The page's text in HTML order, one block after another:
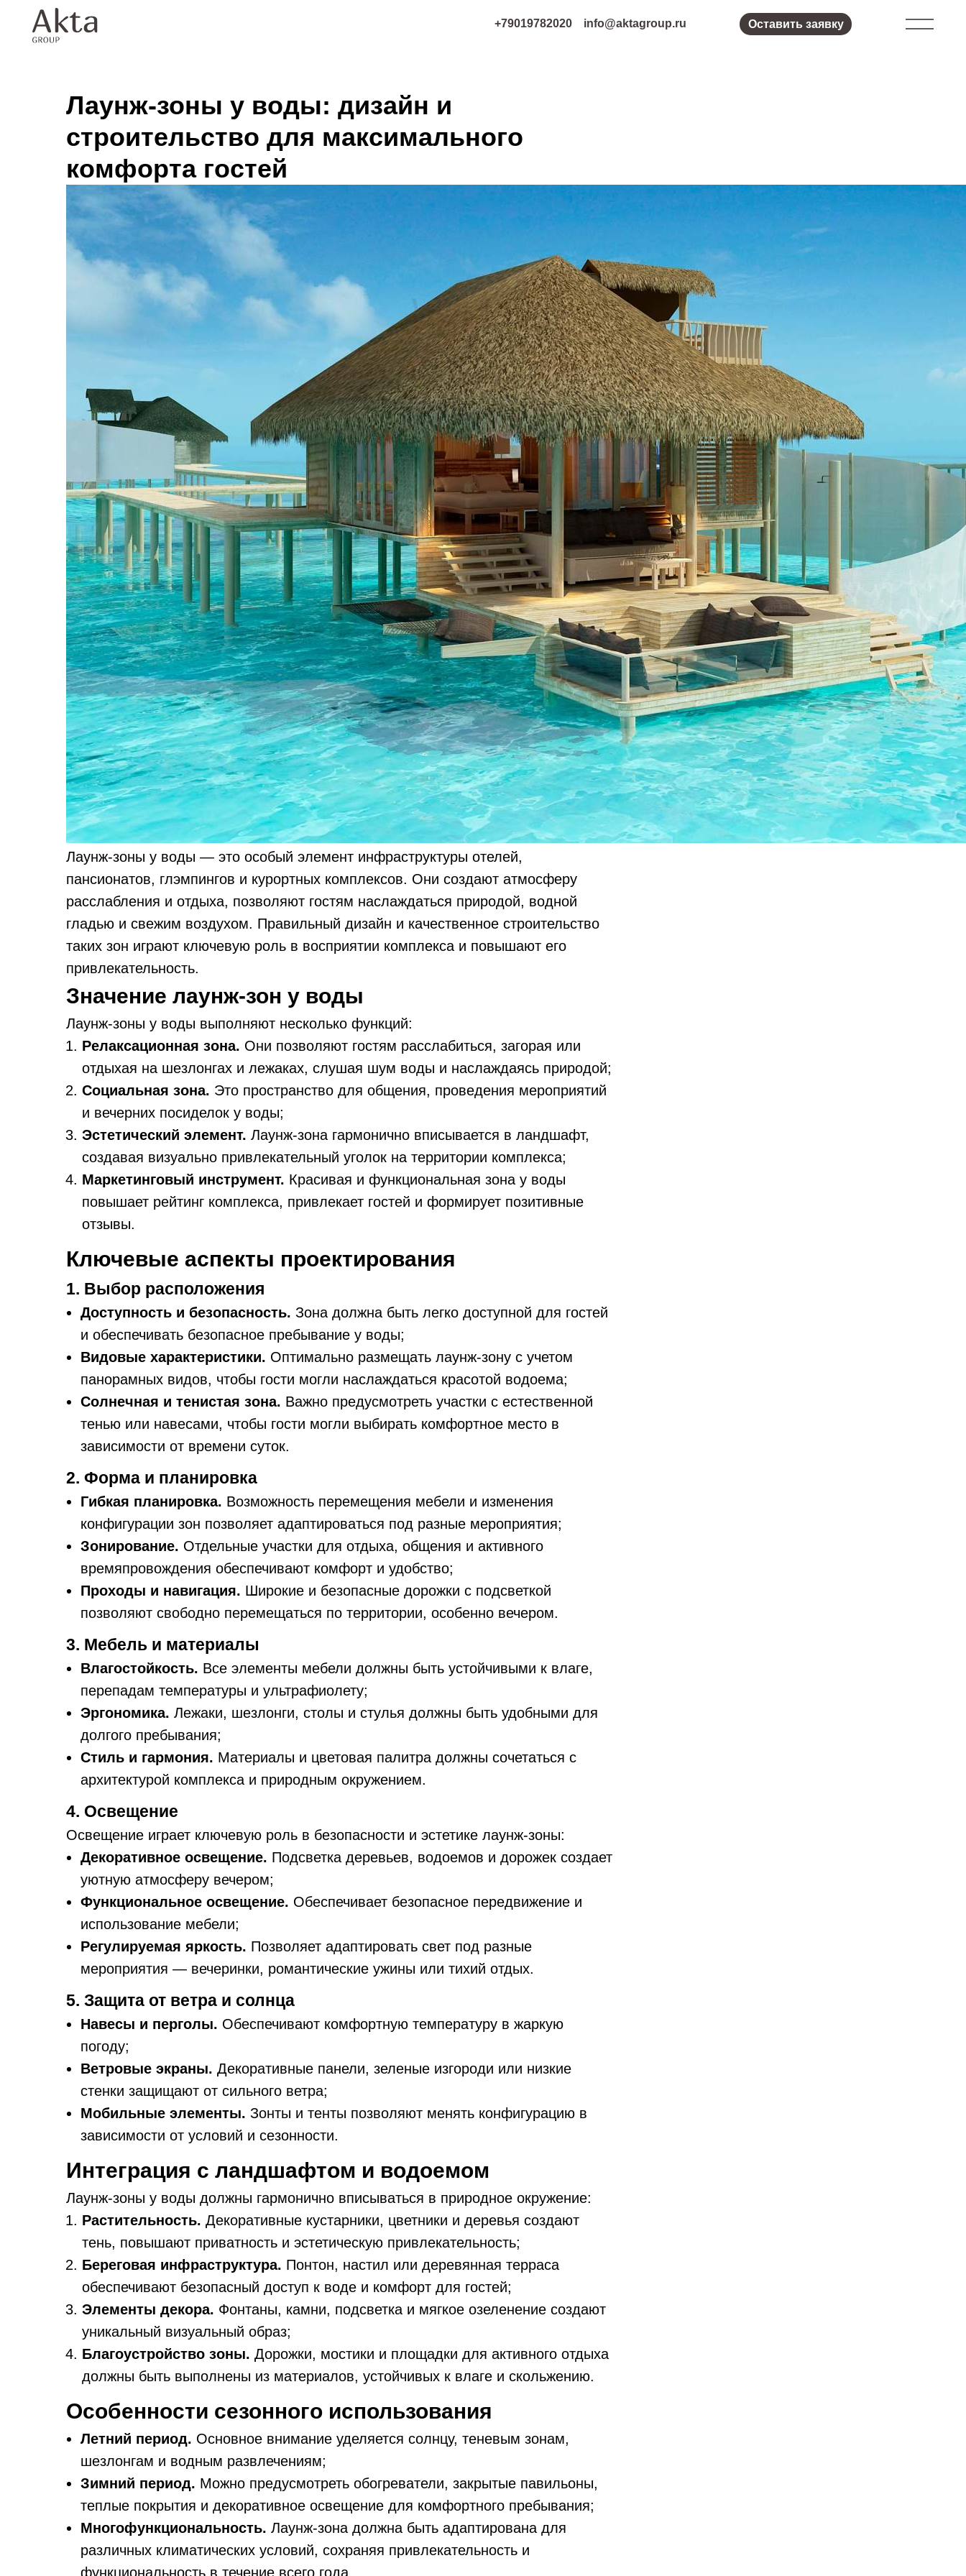
+79019782020 info@aktagroup.ru Оставить заявку
Лаунж-зоны у воды: дизайн и
строительство для максимального
комфорта гостей
Лаунж-зоны у воды — это особый элемент инфраструктуры отелей,
пансионатов, глэмпингов и курортных комплексов. Они создают атмосферу
расслабления и отдыха, позволяют гостям наслаждаться природой, водной
гладью и свежим воздухом. Правильный дизайн и качественное строительство
таких зон играют ключевую роль в восприятии комплекса и повышают его
привлекательность.
Значение лаунж-зон у воды
Лаунж-зоны у воды выполняют несколько функций:
Релаксационная зона. Они позволяют гостям расслабиться, загорая или
отдыхая на шезлонгах и лежаках, слушая шум воды и наслаждаясь природой;
Социальная зона. Это пространство для общения, проведения мероприятий
и вечерних посиделок у воды;
Эстетический элемент. Лаунж-зона гармонично вписывается в ландшафт,
создавая визуально привлекательный уголок на территории комплекса;
Маркетинговый инструмент. Красивая и функциональная зона у воды
повышает рейтинг комплекса, привлекает гостей и формирует позитивные
отзывы.
Ключевые аспекты проектирования
1. Выбор расположения
Доступность и безопасность. Зона должна быть легко доступной для гостей
и обеспечивать безопасное пребывание у воды;
Видовые характеристики. Оптимально размещать лаунж-зону с учетом
панорамных видов, чтобы гости могли наслаждаться красотой водоема;
Солнечная и тенистая зона. Важно предусмотреть участки с естественной
тенью или навесами, чтобы гости могли выбирать комфортное место в
зависимости от времени суток.
2. Форма и планировка
Гибкая планировка. Возможность перемещения мебели и изменения
конфигурации зон позволяет адаптироваться под разные мероприятия;
Зонирование. Отдельные участки для отдыха, общения и активного
времяпровождения обеспечивают комфорт и удобство;
Проходы и навигация. Широкие и безопасные дорожки с подсветкой
позволяют свободно перемещаться по территории, особенно вечером.
3. Мебель и материалы
Влагостойкость. Все элементы мебели должны быть устойчивыми к влаге,
перепадам температуры и ультрафиолету;
Эргономика. Лежаки, шезлонги, столы и стулья должны быть удобными для
долгого пребывания;
Стиль и гармония. Материалы и цветовая палитра должны сочетаться с
архитектурой комплекса и природным окружением.
4. Освещение
Освещение играет ключевую роль в безопасности и эстетике лаунж-зоны:
Декоративное освещение. Подсветка деревьев, водоемов и дорожек создает
уютную атмосферу вечером;
Функциональное освещение. Обеспечивает безопасное передвижение и
использование мебели;
Регулируемая яркость. Позволяет адаптировать свет под разные
мероприятия — вечеринки, романтические ужины или тихий отдых.
5. Защита от ветра и солнца
Навесы и перголы. Обеспечивают комфортную температуру в жаркую
погоду;
Ветровые экраны. Декоративные панели, зеленые изгороди или низкие
стенки защищают от сильного ветра;
Мобильные элементы. Зонты и тенты позволяют менять конфигурацию в
зависимости от условий и сезонности.
Интеграция с ландшафтом и водоемом
Лаунж-зоны у воды должны гармонично вписываться в природное окружение:
Растительность. Декоративные кустарники, цветники и деревья создают
тень, повышают приватность и эстетическую привлекательность;
Береговая инфраструктура. Понтон, настил или деревянная терраса
обеспечивают безопасный доступ к воде и комфорт для гостей;
Элементы декора. Фонтаны, камни, подсветка и мягкое озеленение создают
уникальный визуальный образ;
Благоустройство зоны. Дорожки, мостики и площадки для активного отдыха
должны быть выполнены из материалов, устойчивых к влаге и скольжению.
Особенности сезонного использования
Летний период. Основное внимание уделяется солнцу, теневым зонам,
шезлонгам и водным развлечениям;
Зимний период. Можно предусмотреть обогреватели, закрытые павильоны,
теплые покрытия и декоративное освещение для комфортного пребывания;
Многофункциональность. Лаунж-зона должна быть адаптирована для
различных климатических условий, сохраняя привлекательность и
функциональность в течение всего года.